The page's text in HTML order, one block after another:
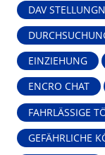
DAV
EINZIEHUNG
ENCRO CHAT
FAHRLÄSSIGE
GEFÄHRLICHE